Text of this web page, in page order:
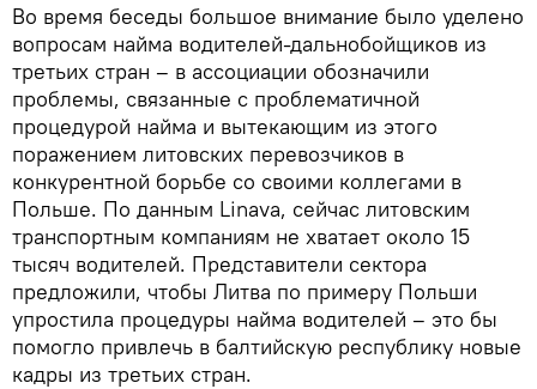
Во время беседы большое внимание было уделено
вопросам найма водителей-дальнобойщиков из
третьих стран – в ассоциации обозначили
проблемы, связанные с проблематичной
процедурой найма и вытекающим из этого
поражением литовских перевозчиков в
конкурентной борьбе со своими коллегами в
Польше. По данным Linava, сейчас литовским
транспортным компаниям не хватает около 15
тысяч водителей. Представители сектора
предложили, чтобы Литва по примеру Польши
упростила процедуры найма водителей – это бы
помогло привлечь в балтийскую республику новые
кадры из третьих стран.